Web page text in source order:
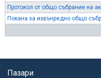
Протокол от общо събрание на
Покана за извънредно общо
Пазари